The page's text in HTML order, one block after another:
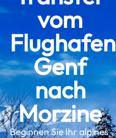
Deutschvom
Flughafen
Genf
nach
Morzine
Beginnen Sie Ihr alpines